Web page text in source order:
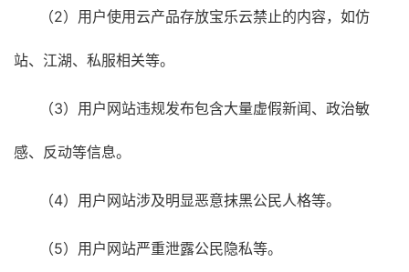
（2）用户使用云产品存放宝乐云禁止的内容，如仿
站、江湖、私服相关等。
（3）用户网站违规发布包含大量虚假新闻、政治敏
感、反动等信息。
（4）用户网站涉及明显恶意抹黑公民人格等。
（5）用户网站严重泄露公民隐私等。